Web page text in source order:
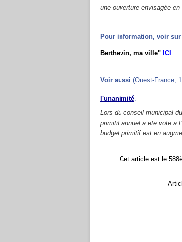
une ouverture envisagée en
Pour information, voir sur
Berthevin, ma ville" ICI
Voir aussi (Ouest-France,
l'unanimité
Lors du conseil municipal
primitif annuel a été voté à
budget primitif est en
Cet article est le 588